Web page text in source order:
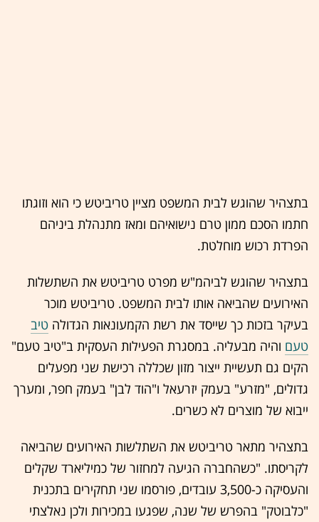
בתצהיר שהוגש לבית המשפט מציין טריביטש כי הוא וזוגתו
חתמו הסכם ממון טרם נישואיהם ומאז מתנהלת ביניהם
הפרדת רכוש מוחלטת.
בתצהיר שהוגש לביהמ"ש מפרט טריביטש את השתשלות
האירועים שהביאה אותו לבית המשפט. טריביטש מוכר
בעיקר בזכות כך שייסד את רשת הקמעונאות הגדולה טיב
טעם והיה מבעליה. במסגרת הפעילות העסקית ב"טיב טעם"
הקים גם תעשיית ייצור מזון שכללה רכישת שני מפעלים
גדולים, "מזרע" בעמק יזרעאל ו"הוד לבן" בעמק חפר, ומערך
ייבוא של מוצרים לא כשרים.
בתצהיר מתאר טריביטש את השתלשות האירועים שהביאה
לקריסתו. "כשהחברה הגיעה למחזור של כמיליארד שקלים
והעסיקה כ-3,500 עובדים, פורסמו שני תחקירים בתכנית
"כלבוטק" בהפרש של שנה, שפגעו במכירות ולכן נאלצתי